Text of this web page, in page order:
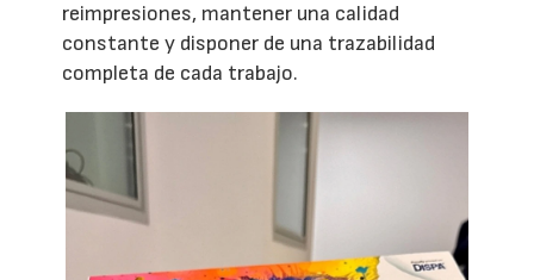
reimpresiones, mantener una calidad
constante y disponer de una trazabilidad
completa de cada trabajo.